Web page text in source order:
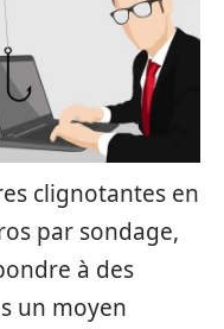
clignotantes en
par sondage,
à des
un moyen